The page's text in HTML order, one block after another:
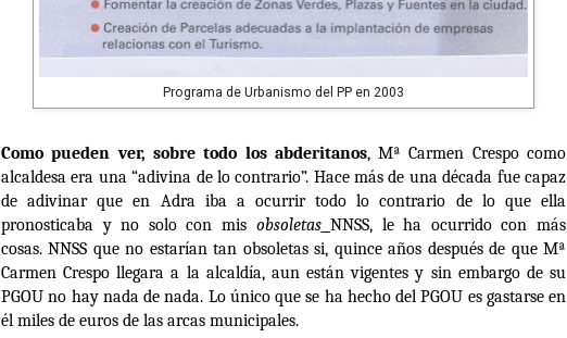
Programa de Urbanismo del PP en 2003
Como pueden ver, sobre todo los abderitanos, Mª Carmen Crespo como
alcaldesa era una “adivina de lo contrario”. Hace más de una década fue capaz
de adivinar que en Adra iba a ocurrir todo lo contrario de lo que ella
pronosticaba y no solo con mis obsoletas NNSS, le ha ocurrido con más
cosas.NNSS que no estarían tan obsoletassi, quince años después de que Mª
Carmen Crespo llegara a la alcaldía, aun están vigentes y sin embargo de su
PGOU no hay nada de nada. Lo único que se ha hecho del PGOU es gastarse en
él miles de euros de las arcas municipales.